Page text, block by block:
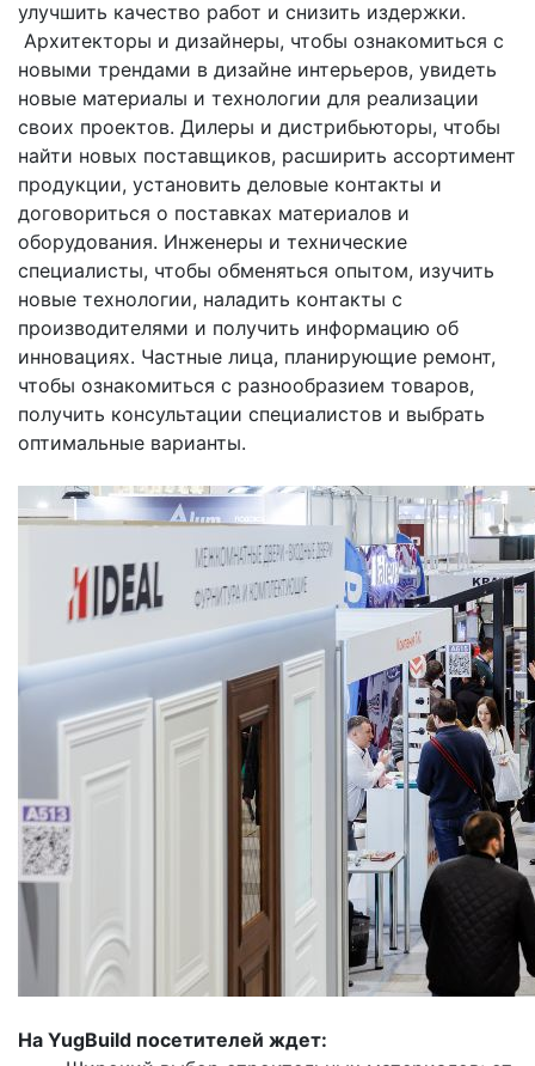
улучшить качество работ и снизить издержки.
Архитекторы и дизайнеры, чтобы ознакомиться с
новыми трендами в дизайне интерьеров, увидеть
новые материалы и технологии для реализации
своих проектов. Дилеры и дистрибьюторы, чтобы
найти новых поставщиков, расширить ассортимент
продукции, установить деловые контакты и
договориться о поставках материалов и
оборудования. Инженеры и технические
специалисты, чтобы обменяться опытом, изучить
новые технологии, наладить контакты с
производителями и получить информацию об
инновациях. Частные лица, планирующие ремонт,
чтобы ознакомиться с разнообразием товаров,
получить консультации специалистов и выбрать
оптимальные варианты.
На YugBuild посетителей ждет: